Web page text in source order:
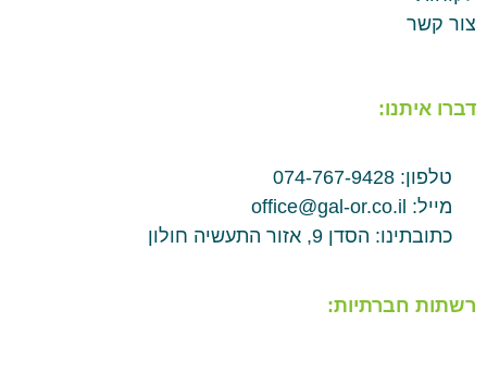
צור קשר
דברו איתנו:
טלפון: 074-767-9428
מייל: office@gal-or.co.il
כתובתינו: הסדן 9, אזור התעשיה חולון
רשתות חברתיות: